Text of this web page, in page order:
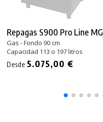
Repagas S900 Pro Line MG
Gas - Fondo 90 cm
Capacidad 113 o 197 litros
Desde 5.075,00 €